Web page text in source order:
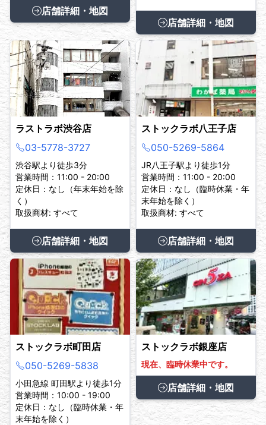
店舗詳細・地図
店舗詳細・地図
ラストラボ渋谷店
03-5778-3727
渋谷駅より徒歩3分
営業時間：11:00 - 20:00
定休日：なし（年末年始を除
く）
取扱商材: すべて
店舗詳細・地図
ストックラボ八王子店
050-5269-5864
JR八王子駅より徒歩1分
営業時間：11:00 - 20:00
定休日：なし（臨時休業・年
末年始を除く）
取扱商材: すべて
店舗詳細・地図
ストックラボ町田店
050-5269-5838
小田急線 町田駅より徒歩1分
営業時間：10:00 - 19:00
定休日：なし（臨時休業・年
末年始を除く）
ストックラボ銀座店
現在、臨時休業中です。
店舗詳細・地図